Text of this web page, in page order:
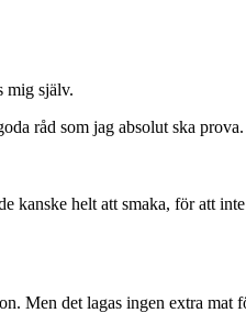
mig själv.
råd som jag absolut ska
kanske helt att smaka, för att
Men det lagas ingen extra